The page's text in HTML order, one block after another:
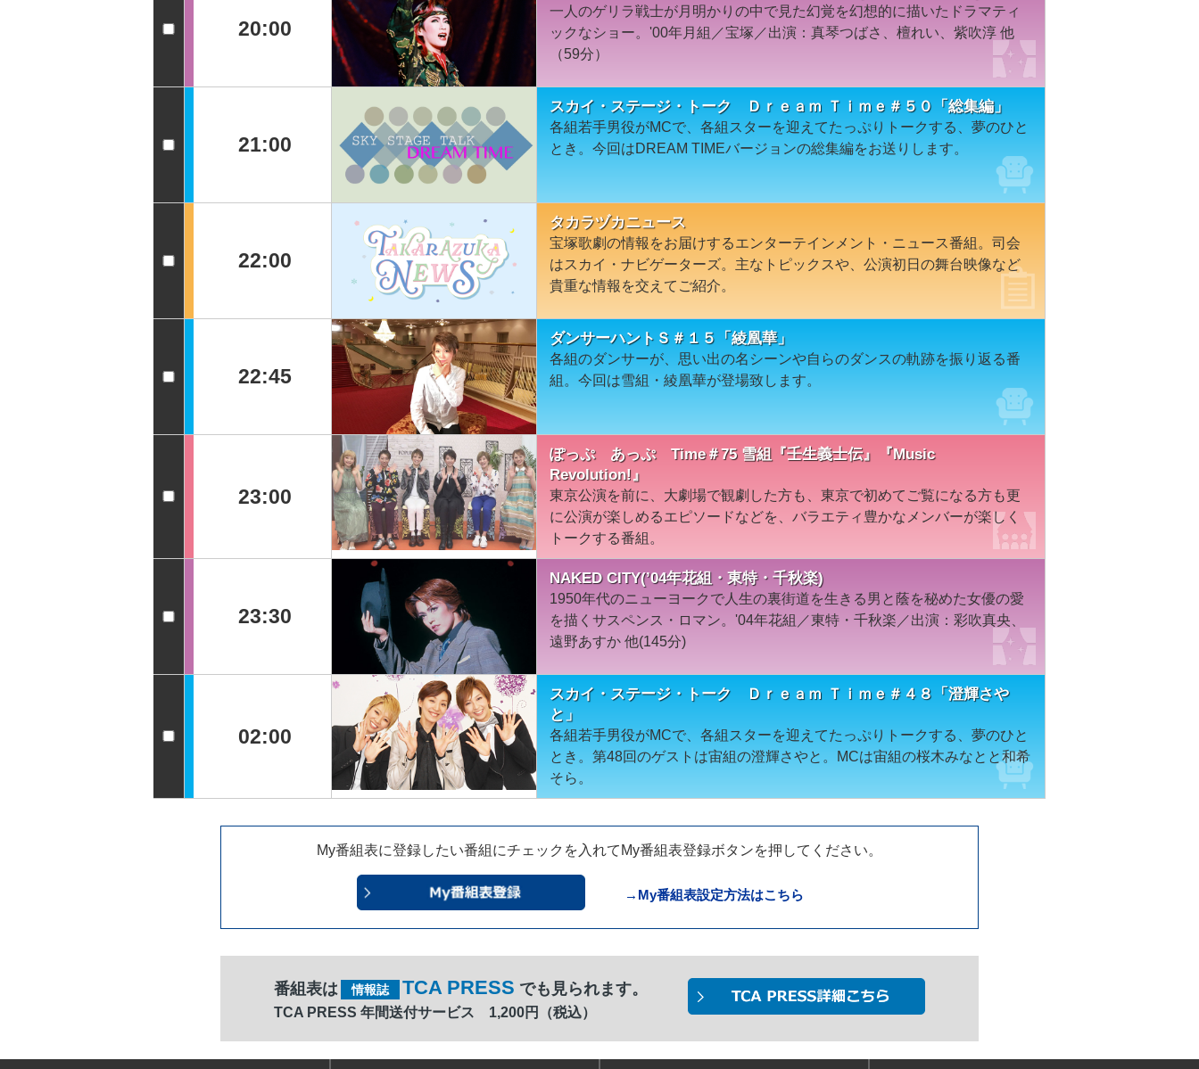
20:00
一人のゲリラ戦士が月明かりの中で見た幻覚を幻想的に描いたドラマティ
ックなショー。'00年月組／宝塚／出演：真琴つばさ、檀れい、紫吹淳 他
（59分）
21:00
スカイ・ステージ・トーク Ｄｒｅａｍ Ｔｉｍｅ＃５０「総集編」
各組若手男役がMCで、各組スターを迎えてたっぷりトークする、夢のひと
とき。今回はDREAM TIMEバージョンの総集編をお送りします。
22:00
タカラヅカニュース
宝塚歌劇の情報をお届けするエンターテインメント・ニュース番組。司会
はスカイ・ナビゲーターズ。主なトピックスや、公演初日の舞台映像など
貴重な情報を交えてご紹介。
22:45
ダンサーハントＳ＃１５「綾凰華」
各組のダンサーが、思い出の名シーンや自らのダンスの軌跡を振り返る番
組。今回は雪組・綾凰華が登場致します。
23:00
ぽっぷ あっぷ Time＃75 雪組『壬生義士伝』『Music
Revolution!』
東京公演を前に、大劇場で観劇した方も、東京で初めてご覧になる方も更
に公演が楽しめるエピソードなどを、バラエティ豊かなメンバーが楽しく
トークする番組。
23:30
NAKED CITY(’04年花組・東特・千秋楽)
1950年代のニューヨークで人生の裏街道を生きる男と蔭を秘めた女優の愛
を描くサスペンス・ロマン。'04年花組／東特・千秋楽／出演：彩吹真央、
遠野あすか 他(145分)
02:00
スカイ・ステージ・トーク Ｄｒｅａｍ Ｔｉｍｅ＃４８「澄輝さや
と」
各組若手男役がMCで、各組スターを迎えてたっぷりトークする、夢のひと
とき。第48回のゲストは宙組の澄輝さやと。MCは宙組の桜木みなとと和希
そら。
My番組表に登録したい番組にチェックを入れてMy番組表登録ボタンを押してください。
→My番組表設定方法はこちら
番組表は 情報誌 TCA PRESS でも見られます。
TCA PRESS 年間送付サービス 1,200円（税込）